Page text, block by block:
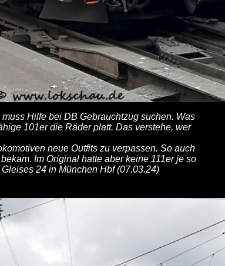
Hilfe bei DB Gebrauchtzug suchen. Was
101er die Räder platt. Das verstehe, wer
neue Outfits zu verpassen. So auch
Im Original hatte aber keine 111er je so
24 in München Hbf (07.03.24)